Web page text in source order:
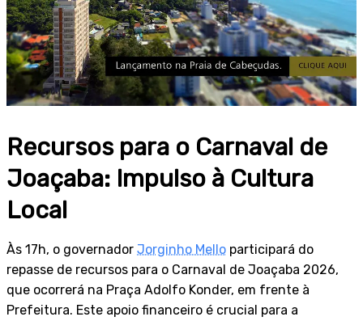
Recursos para o Carnaval de
Joaçaba: Impulso à Cultura
Local
Às 17h, o governador Jorginho Mello participará do
repasse de recursos para o Carnaval de Joaçaba 2026,
que ocorrerá na Praça Adolfo Konder, em frente à
Prefeitura. Este apoio financeiro é crucial para a